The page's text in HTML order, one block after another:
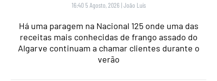
16:40 5 Agosto, 2026 |João Luís
Há uma paragem na Nacional 125 onde uma das
receitas mais conhecidas de frango assado do
Algarve continuam a chamar clientes durante o
verão